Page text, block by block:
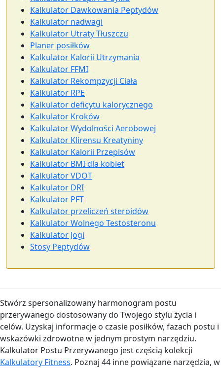
Kalkulator Dawkowania Peptydów
Kalkulator nadwagi
Kalkulator Utraty Tłuszczu
Planer posiłków
Kalkulator Kalorii Utrzymania
Kalkulator FFMI
Kalkulator Rekompzycji Ciała
Kalkulator RPE
Kalkulator deficytu kalorycznego
Kalkulator Kroków
Kalkulator Wydolności Aerobowej
Kalkulator Klirensu Kreatyniny
Kalkulator Kalorii Przepisów
Kalkulator BMI dla kobiet
Kalkulator VDOT
Kalkulator DRI
Kalkulator PFT
Kalkulator przeliczeń steroidów
Kalkulator Wolnego Testosteronu
Kalkulator Jogi
Stosy Peptydów
Stwórz spersonalizowany harmonogram postu
przerywanego dostosowany do Twojego stylu życia i
celów. Uzyskaj informacje o czasie posiłków, fazach postu i
wskazówki zdrowotne w jednym prostym narzędziu.
Kalkulator Postu Przerywanego jest częścią kolekcji
Kalkulatory Fitness. Poznaj 44 inne powiązane narzędzia, w